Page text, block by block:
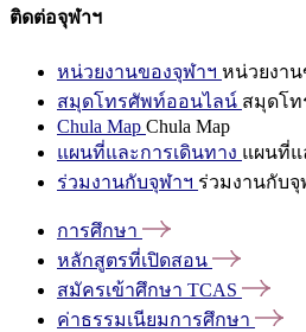
ติดต่อจุฬาฯ
หน่วยงานของจุฬาฯ หน่วยงา
สมุดโทรศัพท์ออนไลน์ สมุดโ
Chula Map Chula Map
แผนที่และการเดินทาง แผนที่แ
ร่วมงานกับจุฬาฯ ร่วมงานกับจุ
การศึกษา
หลักสูตรที่เปิดสอน
สมัครเข้าศึกษา TCAS
ค่าธรรมเนียมการศึกษา